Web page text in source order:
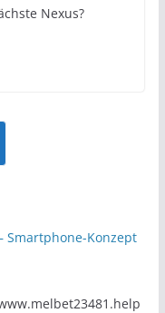
Nexus?
Smartphone-Konzept